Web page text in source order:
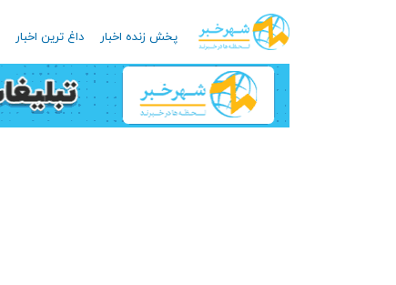
پخش زنده اخبار داغ ترین اخبار